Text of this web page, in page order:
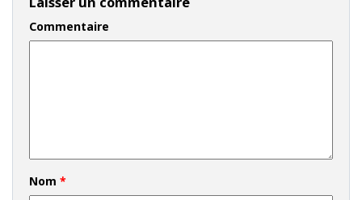
Commentaire
Nom *